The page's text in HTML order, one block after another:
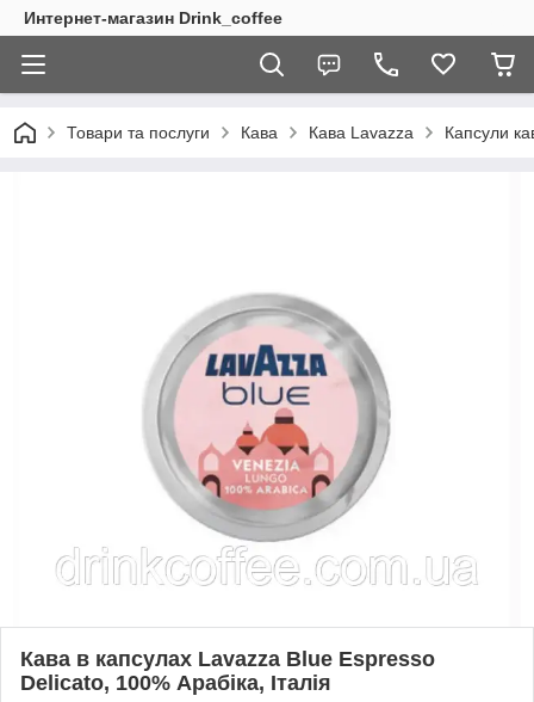
Интернет-магазин Drink_coffee
Товари та послуги Кава Кава Lavazza Капсули
Кава в капсулах Lavazza Blue Espresso
Delicato, 100% Арабіка, Італія